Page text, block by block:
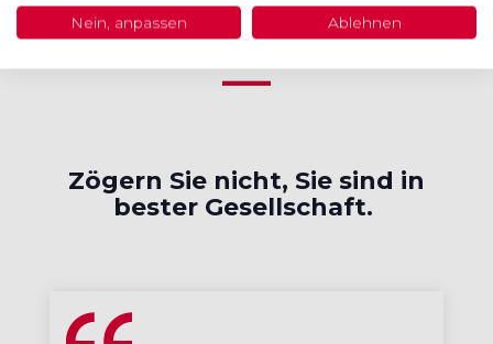
Zögern Sie nicht, Sie sind in
bester Gesellschaft.
Nein, anpassen Ablehnen